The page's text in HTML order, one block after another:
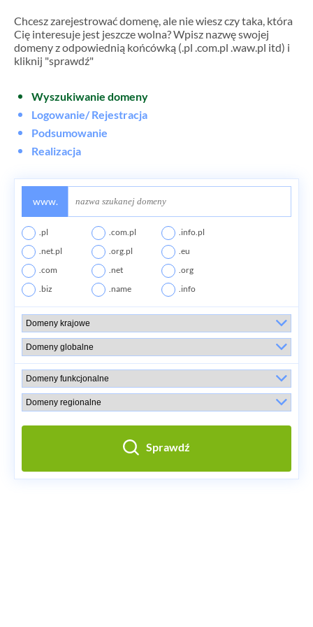
Chcesz zarejestrować domenę, ale nie wiesz czy taka, która
Cię interesuje jest jeszcze wolna? Wpisz nazwę swojej
domeny z odpowiednią końcówką (.pl .com.pl .waw.pl itd) i
kliknij "sprawdź"
Wyszukiwanie domeny
Logowanie/ Rejestracja
Podsumowanie
Realizacja
.pl .com.pl
.info.pl
.net.pl
.org.pl
.eu
.com
.net
.org
.biz
.name .info
Sprawdź